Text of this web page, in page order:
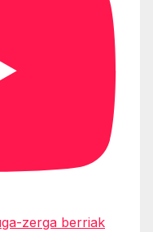
zerga berriak